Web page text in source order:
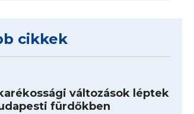
cikkek
változások léptek
fürdőkben